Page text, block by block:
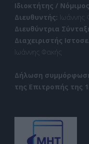
Ιδιοκτήτης /
Διευθυντής: Ιωάννης
Διευθύντρια
Διαχειριστής
Ιωάννης Φακής
Δήλωση
της Επιτροπής της